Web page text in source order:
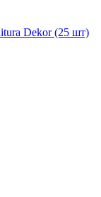
Dekor (25 шт)